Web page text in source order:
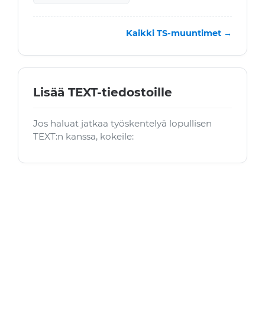
Kaikki TS-muuntimet →
Lisää TEXT-tiedostoille
Jos haluat jatkaa työskentelyä lopullisen
TEXT:n kanssa, kokeile: